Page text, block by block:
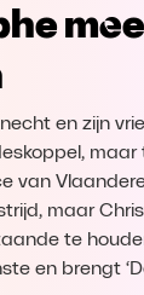
Edge
en zijn
van
maar
te
en brengt